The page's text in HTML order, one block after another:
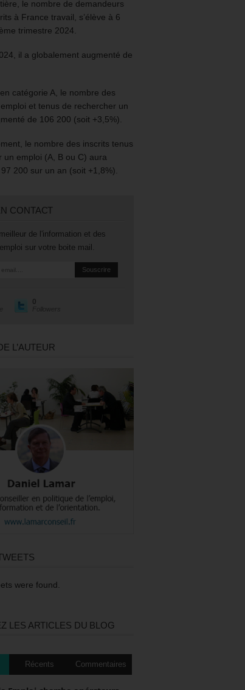
le nombre de demandeurs
à France travail, s’élève à 6
trimestre 2024.
il a globalement augmenté de
catégorie A, le nombre des
et tenus de rechercher un
de 106 200 (soit +3,5%).
le nombre des inscrits tenus
un emploi (A, B ou C) aura
200 sur un an (soit +1,8%).
CONTACT
de l'information et des
sur votre boite mail.
0
Followers
L’AUTEUR
were found.
LES ARTICLES DU BLOG
Récents Commentaires